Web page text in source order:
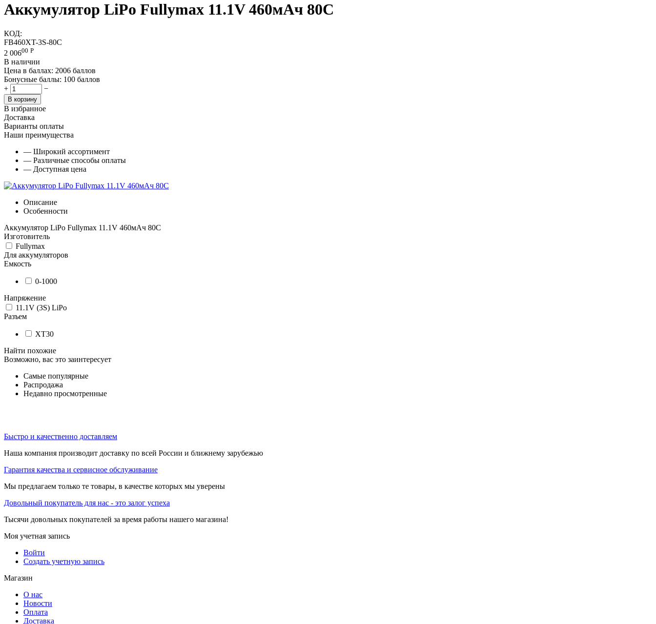
Аккумулятор LiPo Fullymax 11.1V 460мАч 80C
КОД:
FB460XT-3S-80C
2 00600 Р
В наличии
Цена в баллах: 2006 баллов
Бонусные баллы: 100 баллов
+
−
В корзину
В избранное
Доставка
Варианты оплаты
Наши преимущества
— Широкий ассортимент
— Различные способы оплаты
— Доступная цена
Описание
Особенности
Аккумулятор LiPo Fullymax 11.1V 460мАч 80C
Изготовитель
Fullymax
Для аккумуляторов
Емкость
0-1000
Напряжение
11.1V (3S) LiPo
Разъем
XT30
Найти похожие
Возможно, вас это заинтересует
Самые популярные
Распродажа
Недавно просмотренные
Быстро и качественно доставляем
Наша компания производит доставку по всей России и ближнему зарубежью
Гарантия качества и сервисное обслуживание
Мы предлагаем только те товары, в качестве которых мы уверены
Довольный покупатель для нас - это залог успеха
Тысячи довольных покупателей за время работы нашего магазина!
Моя учетная запись
Войти
Создать учетную запись
Магазин
О нас
Новости
Оплата
Доставка